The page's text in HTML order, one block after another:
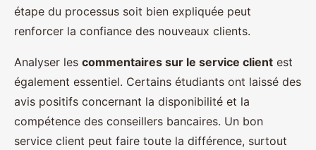
étape du processus soit bien expliquée peut
renforcer la confiance des nouveaux clients.
Analyser les commentaires sur le service client est
également essentiel. Certains étudiants ont laissé des
avis positifs concernant la disponibilité et la
compétence des conseillers bancaires. Un bon
service client peut faire toute la différence, surtout